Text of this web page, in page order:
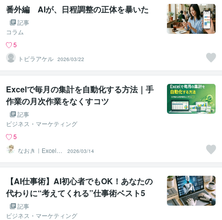
番外編 AIが、日程調整の正体を暴いた
記事
コラム
5
トビラアケル 2026/03/22
Excelで毎月の集計を自動化する方法｜手
作業の月次作業をなくすコツ
記事
ビジネス・マーケティング
5
なおき｜Excel業
務効率化・デー
タ分析
2026/03/14
【AI仕事術】AI初心者でもOK！あなたの
代わりに“考えてくれる”仕事術ベスト5
記事
ビジネス・マーケティング